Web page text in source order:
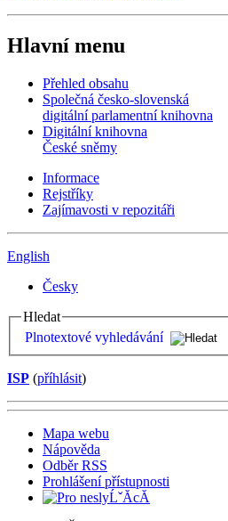
Hlavní menu
Přehled obsahu
Společná česko-slovenská
digitální parlamentní knihovna
Digitální knihovna
České sněmy
Informace
Rejstříky
Zajímavosti v repozitáři
English
Česky
Hledat
Plnotextové vyhledávání
ISP (příhlásit)
Mapa webu
Nápověda
Odběr RSS
Prohlášení přístupnosti